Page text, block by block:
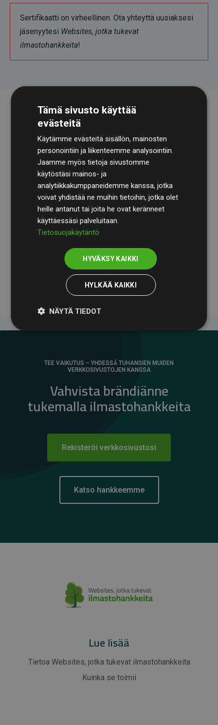
Sertifikaatti on virheellinen. Ota yhteyttä uusiaksesi
jäsenyytesi Websites, jotka tukevat
ilmastohankkeita!
TilintarkastusyhtiöBDOkäy säännöllisesti läpi
laskelmamme ja menetelmämme varmistaakseen
läpinäkyvyyden ja luotettavuuden.
Heidän tarkastuksensa osoittavat, että investoinnit
ilmastohankkeisiin kompensoivat keskimäärin
arvioiduista CO₂-päästöistä
jäsenverkkosivustoilla –
selkeä todiste toimintatapamme todellisesta
TEE VAIKUTUS – YHDESSÄ TUHANSIEN MUIDEN
VERKKOSIVUSTOJEN KANSSA
Vahvista brändiänne
tukemalla ilmastohankkeita
Rekisteröi verkkosivustosi
Katso hankkeemme
Lue lisää
Tietoa Websites, jotka tukevat ilmastohankkeita
Kuinka se toimii
Tämä sivusto käyttää
evästeitä
Käytämme evästeitä sisällön, mainosten
personointiin ja liikenteemme analysointiin.
Jaamme myös tietoja sivustomme
käytöstäsi mainos- ja
analytiikkakumppaneidemme kanssa, jotka
voivat yhdistää ne muihin tietoihin, jotka olet
heille antanut tai joita he ovat keränneet
käyttäessäsi palveluitaan.
Tietosuojakäytäntö
HYVÄKSY KAIKKI
HYLKÄÄ KAIKKI
NÄYTÄ TIEDOT